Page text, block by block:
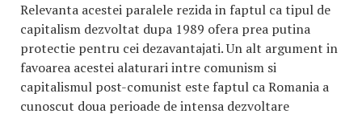
Relevanta acestei paralele rezida in faptul ca tipul de
capitalism dezvoltat dupa 1989 ofera prea putina
protectie pentru cei dezavantajati. Un alt argument in
favoarea acestei alaturari intre comunism si
capitalismul post-comunist este faptul ca Romania a
cunoscut doua perioade de intensa dezvoltare